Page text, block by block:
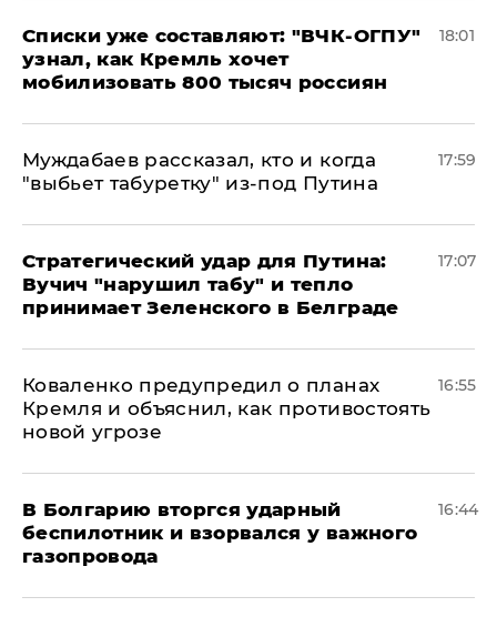
Списки уже составляют: "ВЧК-ОГПУ"
узнал, как Кремль хочет
мобилизовать 800 тысяч россиян
18:01
Муждабаев рассказал, кто и когда
"выбьет табуретку" из-под Путина
17:59
Стратегический удар для Путина:
Вучич "нарушил табу" и тепло
принимает Зеленского в Белграде
17:07
Коваленко предупредил о планах
Кремля и объяснил, как противостоять
новой угрозе
16:55
В Болгарию вторгся ударный
беспилотник и взорвался у важного
газопровода
16:44